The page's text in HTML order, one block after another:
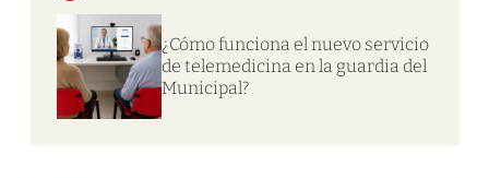
¿Cómo funciona el nuevo servicio
de telemedicina en la guardia del
Municipal?